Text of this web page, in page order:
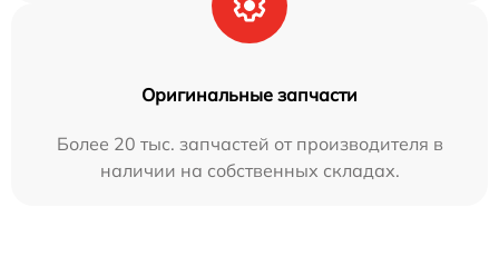
Оригинальные запчасти
Более 20 тыс. запчастей от производителя в
наличии на собственных складах.